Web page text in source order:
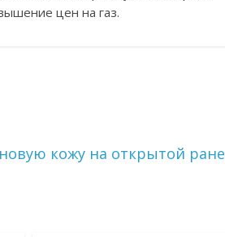
цен на газ.
кожу на открытой ране